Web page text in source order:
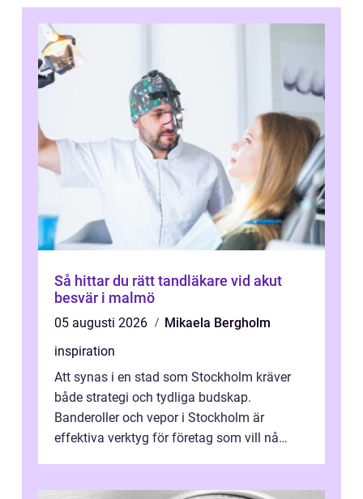
Så hittar du rätt tandläkare vid akut
besvär i malmö
05 augusti 2026
Mikaela Bergholm
inspiration
Att synas i en stad som Stockholm kräver
både strategi och tydliga budskap.
Banderoller och vepor i Stockholm är
effektiva verktyg för företag som vill nå